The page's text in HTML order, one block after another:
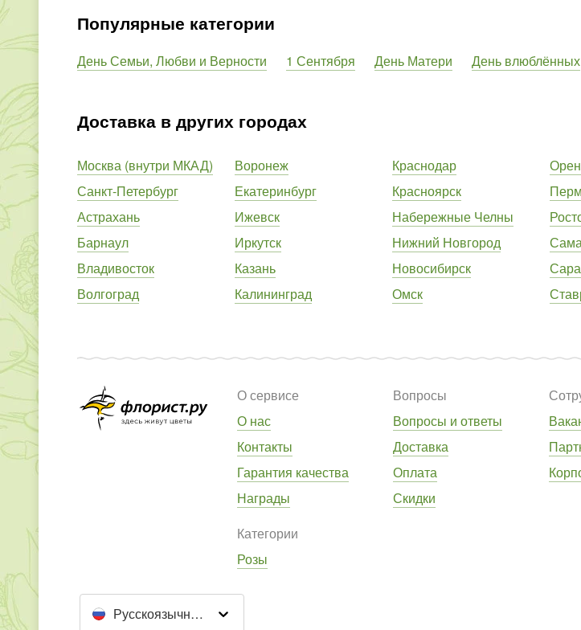
Популярные категории
День Семьи, Любви и Верности 1 Сентября День Матери День влюблённых
Доставка в других городах
Москва (внутри МКАД)
Санкт-Петербург
Астрахань
Барнаул
Владивосток
Волгоград
Воронеж
Екатеринбург
Ижевск
Иркутск
Казань
Калининград
Краснодар
Красноярск
Набережные Челны
Нижний Новгород
Новосибирск
Омск
О сервисе
О нас
Контакты
Гарантия качества
Награды
Вопросы
Вопросы и ответы
Доставка
Оплата
Скидки
Категории
Розы
Русскоязычный сайт